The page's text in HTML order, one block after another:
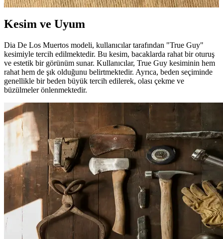
Kesim ve Uyum
Dia De Los Muertos modeli, kullanıcılar tarafından "True Guy"
kesimiyle tercih edilmektedir. Bu kesim, bacaklarda rahat bir oturuş
ve estetik bir görünüm sunar. Kullanıcılar, True Guy kesiminin hem
rahat hem de şık olduğunu belirtmektedir. Ayrıca, beden seçiminde
genellikle bir beden büyük tercih edilerek, olası çekme ve
büzülmeler önlenmektedir.